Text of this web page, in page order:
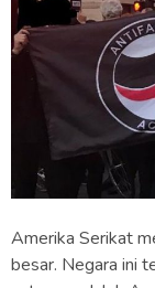
Amerika Serikat
besar. Negara ini